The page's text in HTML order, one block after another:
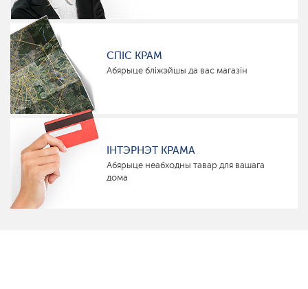
СПІС КРАМ
Абярыце бліжэйшы да вас магазін
ІНТЭРНЭТ КРАМА
Абярыце неабходны тавар для вашага
дома